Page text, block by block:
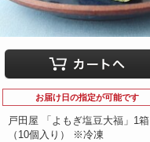
お届け日の指定が可能です
戸田屋 「よもぎ塩豆大福」1箱
（10個入り） ※冷凍